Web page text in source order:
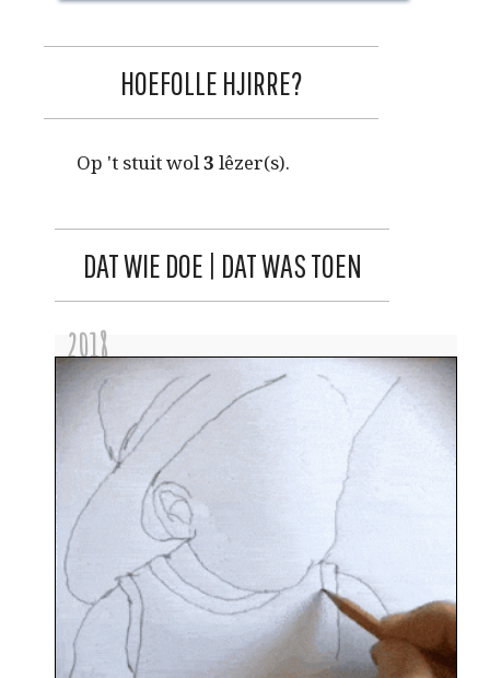
HOEFOLLE HJIRRE?
Op 't stuit wol3 lêzer(s).
DAT WIE DOE | DAT WAS TOEN
2018